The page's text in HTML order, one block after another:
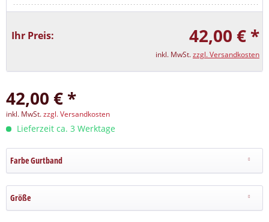
Ihr Preis: 42,00 € *
inkl. MwSt.zzgl. Versandkosten
42,00 € *
inkl. MwSt.zzgl. Versandkosten
Lieferzeit ca. 3 Werktage
Farbe Gurtband
Größe